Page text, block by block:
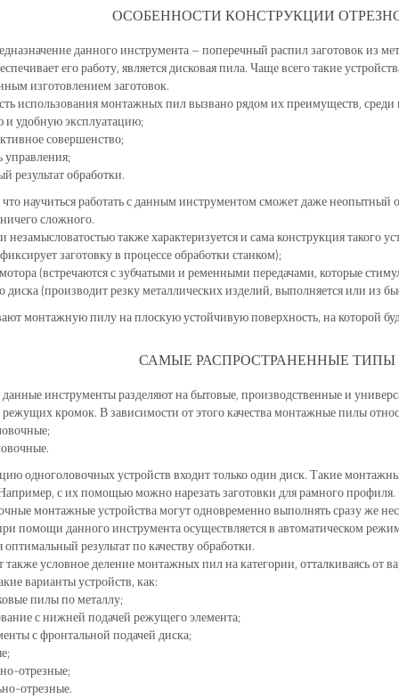
ОСОБЕННОСТИ КОНСТРУКЦИИ
данного инструмента – поперечный распил заготовок из
его работу, является дисковая пила. Чаще всего такие
изготовлением заготовок.
использования монтажных пил вызвано рядом их преимуществ, среди
и удобную эксплуатацию;
совершенство;
управления;
результат обработки.
научиться работать с данным инструментом сможет даже
сложного.
незамысловатостью также характеризуется и сама конструкция такого
заготовку в процессе обработки станком);
(встречаются с зубчатыми и ременными передачами, которые
диска (производит резку металлических изделий, выполняется или из
монтажную пилу на плоскую устойчивую поверхность, на которой
САМЫЕ РАСПРОСТРАНЕННЫЕ
инструменты разделяют на бытовые, производственные и
режущих кромок. В зависимости от этого качества монтажные пилы
одноголовочных устройств входит только один диск. Такие
с их помощью можно нарезать заготовки для рамного профиля.
монтажные устройства могут одновременно выполнять сразу же
помощи данного инструмента осуществляется в автоматическом
оптимальный результат по качеству обработки.
также условное деление монтажных пил на категории, отталкиваясь
варианты устройств, как:
пилы по металлу;
с нижней подачей режущего элемента;
с фронтальной подачей диска;
отрезные;
отрезные.